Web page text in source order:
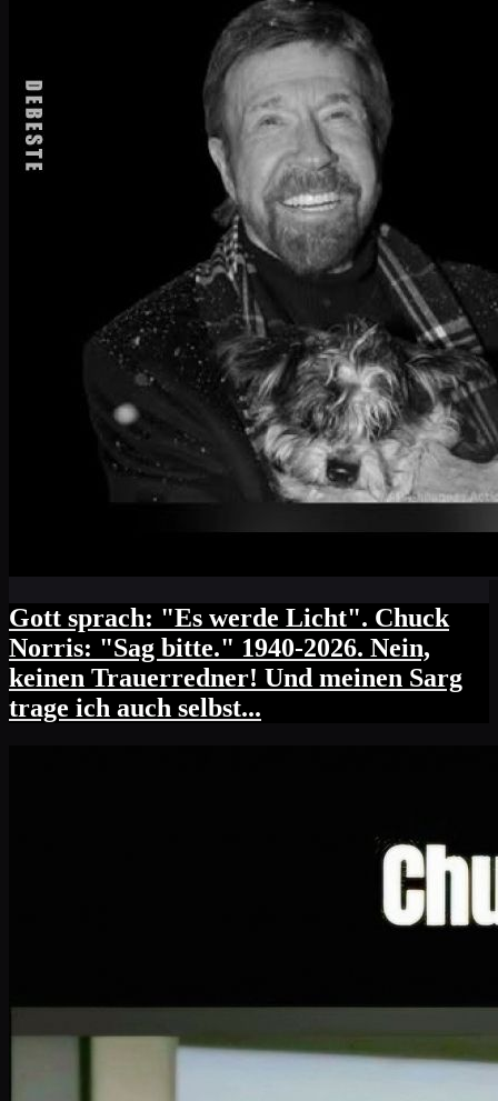
Gott sprach: "Es werde Licht". Chuck
Norris: "Sag bitte." 1940-2026. Nein,
keinen Trauerredner! Und meinen Sarg
trage ich auch selbst...